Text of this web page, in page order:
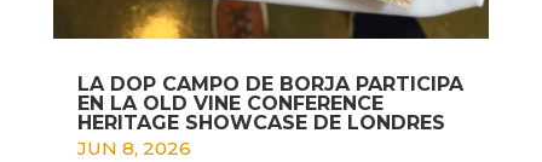
LA DOP CAMPO DE BORJA PARTICIPA
EN LA OLD VINE CONFERENCE
HERITAGE SHOWCASE DE LONDRES
JUN 8, 2026